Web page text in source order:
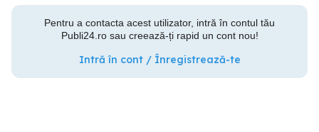
Pentru a contacta acest utilizator, intră în contul tău
Publi24.ro sau creează-ți rapid un cont nou!
Intră în cont / Înregistrează-te